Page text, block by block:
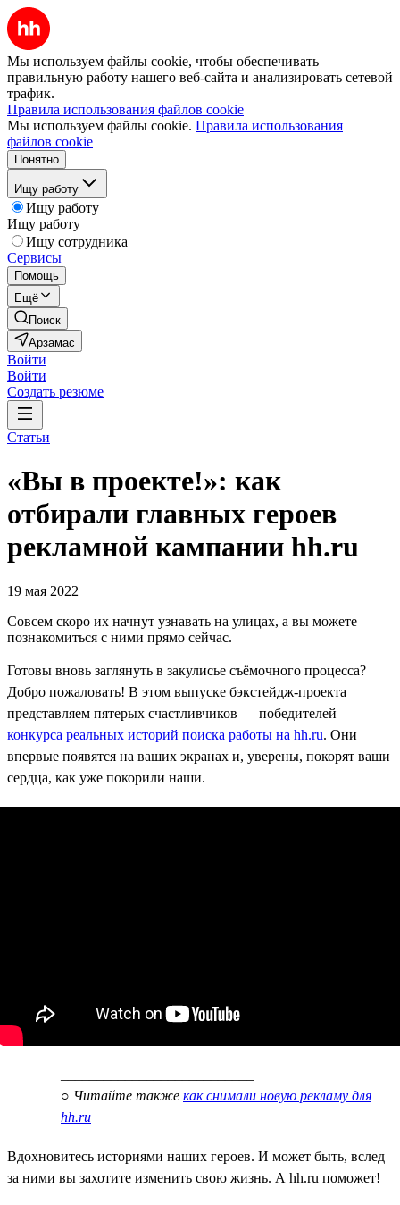
Мы используем файлы cookie, чтобы обеспечивать
правильную работу нашего веб-сайта и анализировать сетевой
трафик.
Правила использования файлов cookie
Мы используем файлы cookie. Правила использования
файлов cookie
Понятно
Ищу работу
Ищу работу
Ищу работу
Ищу сотрудника
Сервисы
Помощь
Ещё
Поиск
Арзамас
Войти
Войти
Создать резюме
Статьи
«Вы в проекте!»: как
отбирали главных героев
рекламной кампании hh.ru
19 мая 2022
Совсем скоро их начнут узнавать на улицах, а вы можете
познакомиться с ними прямо сейчас.
Готовы вновь заглянуть в закулисье съёмочного процесса?
Добро пожаловать! В этом выпуске бэкстейдж-проекта
представляем пятерых счастливчиков — победителей
конкурса реальных историй поиска работы на hh.ru. Они
впервые появятся на ваших экранах и, уверены, покорят ваши
сердца, как уже покорили наши.
○ Читайте также как снимали новую рекламу для
hh.ru
Вдохновитесь историями наших героев. И может быть, вслед
за ними вы захотите изменить свою жизнь. А hh.ru поможет!